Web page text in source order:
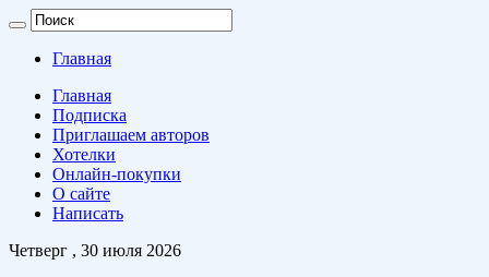
Главная
Главная
Подписка
Приглашаем авторов
Хотелки
Онлайн-покупки
О сайте
Написать
Четверг , 30 июля 2026